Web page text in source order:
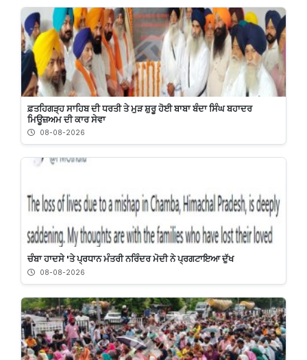
ਫ਼ਤਹਿਗੜ੍ਹ ਸਾਹਿਬ ਦੀ ਧਰਤੀ ਤੇ ਮੁੜ ਸ਼ੁਰੂ ਹੋਈ ਬਾਬਾ ਬੰਦਾ ਸਿੰਘ ਬਹਾਦਰ
ਮਿਊਜ਼ਅਮ ਦੀ ਕਾਰ ਸੇਵਾ
08-08-2026
ਚੰਬਾ ਹਾਦਸੇ 'ਤੇ ਪ੍ਰਧਾਨ ਮੰਤਰੀ ਨਰਿੰਦਰ ਮੋਦੀ ਨੇ ਪ੍ਰਗਟਾਇਆ ਦੁੱਖ
08-08-2026